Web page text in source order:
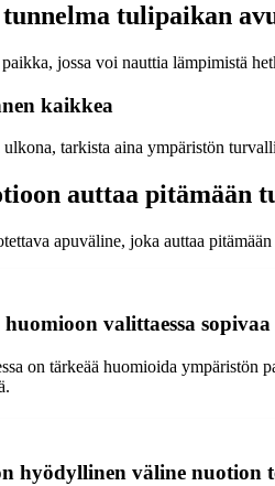
tulipaikan
jossa voi nauttia lämpimistä
kaikkea
tarkista aina ympäristön
auttaa pitämään
apuväline, joka auttaa
valittaessa
on tärkeää huomioida ympäristön
hyödyllinen väline nuotion